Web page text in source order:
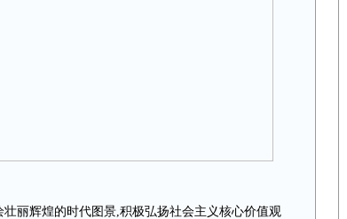
丽辉煌的时代图景,积极弘扬社会主义核心价值观